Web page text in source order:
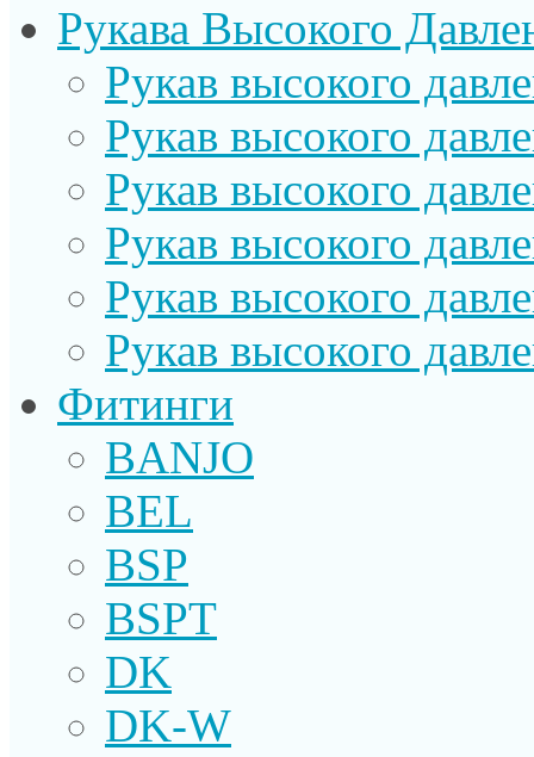
Рукава Высокого
Рукав выcокого
Рукав высокого
Рукав высокого
Рукав высокого
Рукав высокого
Рукав высокого
Фитинги
BANJO
BEL
BSP
BSPT
DK
DK-W